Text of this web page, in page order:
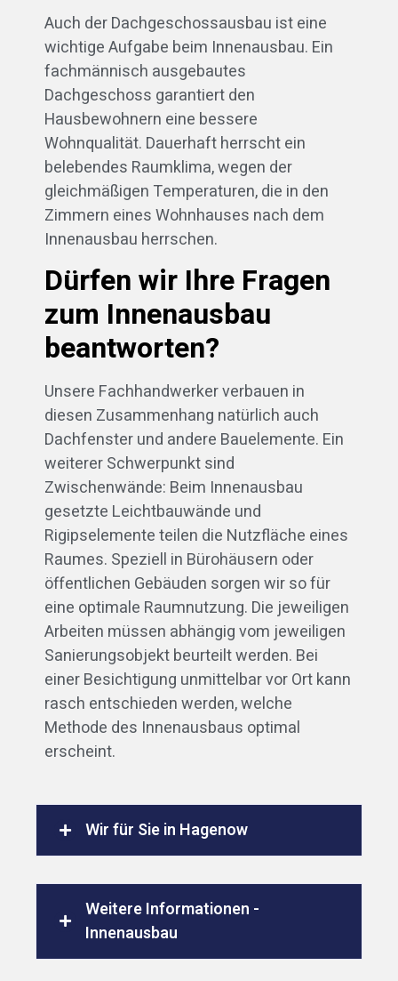
Auch der Dachgeschossausbau ist eine
wichtige Aufgabe beim Innenausbau. Ein
fachmännisch ausgebautes
Dachgeschoss garantiert den
Hausbewohnern eine bessere
Wohnqualität. Dauerhaft herrscht ein
belebendes Raumklima, wegen der
gleichmäßigen Temperaturen, die in den
Zimmern eines Wohnhauses nach dem
Innenausbau herrschen.
Dürfen wir Ihre Fragen
zum Innenausbau
beantworten?
Unsere Fachhandwerker verbauen in
diesen Zusammenhang natürlich auch
Dachfenster und andere Bauelemente. Ein
weiterer Schwerpunkt sind
Zwischenwände: Beim Innenausbau
gesetzte Leichtbauwände und
Rigipselemente teilen die Nutzfläche eines
Raumes. Speziell in Bürohäusern oder
öffentlichen Gebäuden sorgen wir so für
eine optimale Raumnutzung. Die jeweiligen
Arbeiten müssen abhängig vom jeweiligen
Sanierungsobjekt beurteilt werden. Bei
einer Besichtigung unmittelbar vor Ort kann
rasch entschieden werden, welche
Methode des Innenausbaus optimal
erscheint.
Wir für Sie in Hagenow
Weitere Informationen -
Innenausbau